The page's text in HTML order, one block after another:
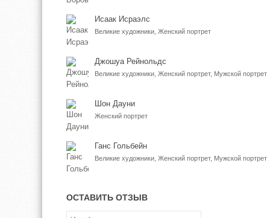
Исаак Исраэлс
Великие художники, Женский портрет
Джошуа Рейнольдс
Великие художники, Женский портрет, Мужской портрет
Шон Дауни
Женский портрет
Ганс Гольбейн
Великие художники, Женский портрет, Мужской портрет
ОСТАВИТЬ ОТЗЫВ